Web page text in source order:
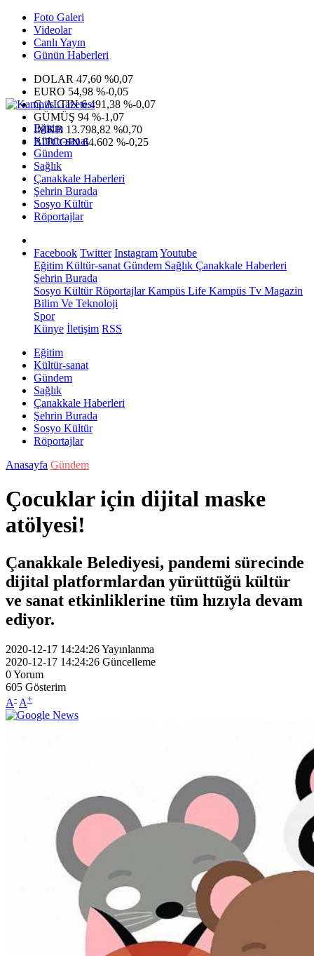
Foto Galeri
Videolar
Canlı Yayın
Günün Haberleri
DOLAR 47,60 %0,07
EURO 54,98 %-0,05
G.ALTIN6.491,38 %-0,07
GÜMÜŞ 94 %-1,07
IMKB 13.798,82 %0,70
BITCOIN64.602 %-0,25
Eğitim
Kültür-sanat
Gündem
Sağlık
Çanakkale Haberleri
Şehrin Burada
Sosyo Kültür
Röportajlar
Facebook Twitter InstagramYoutube
Eğitim Kültür-sanat Gündem Sağlık Çanakkale Haberleri
Şehrin Burada
Sosyo KültürRöportajlarKampüs Life Kampüs Tv Magazin
Bilim Ve Teknoloji
Spor
Künye İletişim RSS
Eğitim
Kültür-sanat
Gündem
Sağlık
Çanakkale Haberleri
Şehrin Burada
Sosyo Kültür
Röportajlar
Anasayfa Gündem
Çocuklar için dijital maske
atölyesi!
Çanakkale Belediyesi, pandemi sürecinde
dijital platformlardan yürüttüğü kültür
ve sanat etkinliklerine tüm hızıyla devam
ediyor.
2020-12-17 14:24:26Yayınlanma
2020-12-17 14:24:26 Güncelleme
0Yorum
605 Gösterim
A- A+